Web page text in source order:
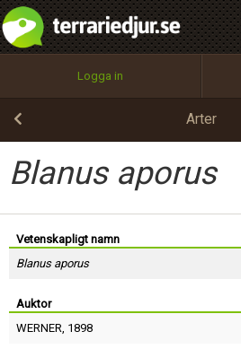
Logga in
Arter
Blanus aporus
Vetenskapligt namn
Blanus aporus
Auktor
WERNER, 1898
Utför
100%
OK
integritetspolicy
Namn:
Epost:
Lösenord:
Begär nytt lösenord